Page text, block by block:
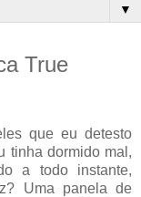
▼
True
que eu detesto
tinha dormido mal,
a todo instante,
Uma panela de